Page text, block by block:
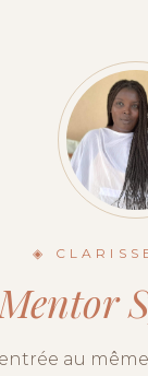
◈
Mentor
au